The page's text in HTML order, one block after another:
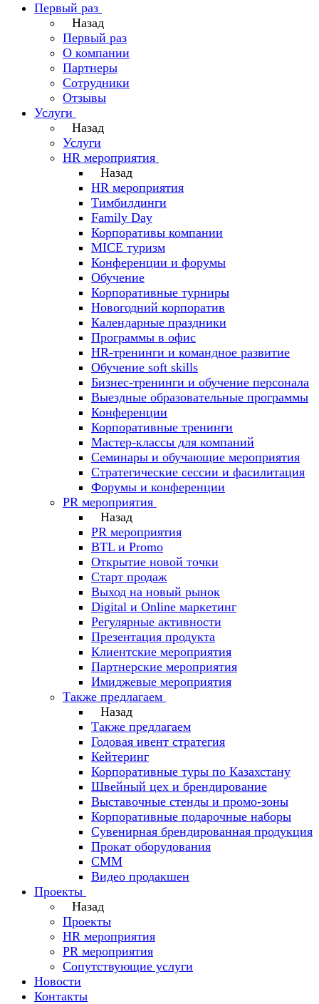
Первый раз
Назад
Первый раз
О компании
Партнеры
Сотрудники
Отзывы
Услуги
Назад
Услуги
HR мероприятия
Назад
HR мероприятия
Тимбилдинги
Family Day
Корпоративы компании
MICE туризм
Конференции и форумы
Обучение
Корпоративные турниры
Новогодний корпоратив
Календарные праздники
Программы в офис
HR-тренинги и командное развитие
Oбучение soft skills
Бизнес-тренинги и обучение персонала
Выездные образовательные программы
Конференции
Корпоративные тренинги
Мастер-классы для компаний
Семинары и обучающие мероприятия
Стратегические сессии и фасилитация
Форумы и конференции
PR мероприятия
Назад
PR мероприятия
BTL и Promo
Открытие новой точки
Старт продаж
Выход на новый рынок
Digital и Online маркетинг
Регулярные активности
Презентация продукта
Клиентские мероприятия
Партнерские мероприятия
Имиджевые мероприятия
Также предлагаем
Назад
Также предлагаем
Годовая ивент стратегия
Кейтеринг
Корпоративные туры по Казахстану
Швейный цех и брендирование
Выставочные стенды и промо-зоны
Корпоративные подарочные наборы
Сувенирная брендированная продукция
Прокат оборудования
СММ
Видео продакшен
Проекты
Назад
Проекты
HR мероприятия
PR мероприятия
Сопутствующие услуги
Новости
Контакты